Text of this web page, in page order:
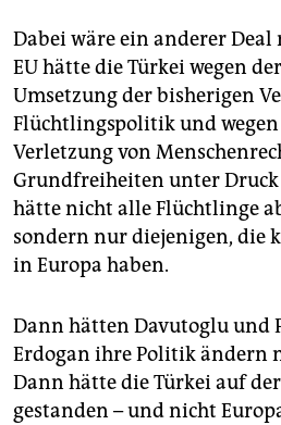
Dabei wäre ein anderer Deal
EU hätte die Türkei wegen
Umsetzung der bisherigen
Flüchtlingspolitik und
Verletzung von
Grundfreiheiten unter Druck
hätte nicht alle Flüchtlinge
sondern nur diejenigen, die
in Europa haben.
Dann hätten Davutoglu und
Erdogan ihre Politik ändern
Dann hätte die Türkei auf
gestanden – und nicht